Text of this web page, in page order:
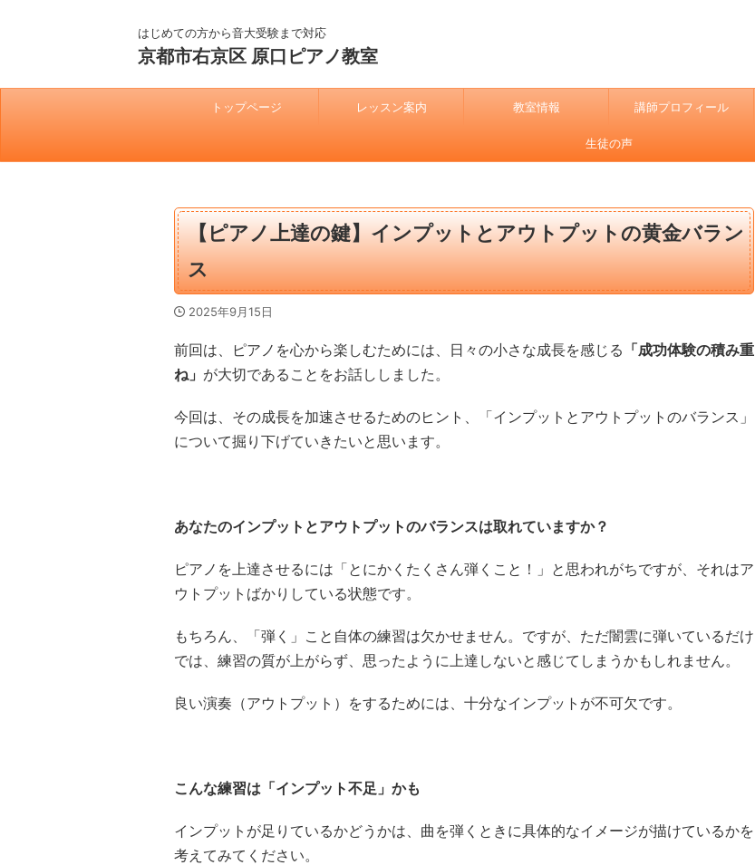
はじめての方から音大受験まで対応
京都市右京区 原口ピアノ教室
トップページ レッスン案内 教室情報 講師プロフィール
生徒の声
【ピアノ上達の鍵】インプットとアウトプットの黄金バラン
ス
2025年9月15日
前回は、ピアノを心から楽しむためには、日々の小さな成長を感じる 「成功体験の積み重
ね」 が大切であることをお話ししました。
今回は、その成長を加速させるためのヒント、「インプットとアウトプットのバランス」
について掘り下げていきたいと思います。
あなたのインプットとアウトプットのバランスは取れていますか？
ピアノを上達させるには「とにかくたくさん弾くこと！」と思われがちですが、それはア
ウトプットばかりしている状態です。
もちろん、「弾く」こと自体の練習は欠かせません。ですが、ただ闇雲に弾いているだけ
では、練習の質が上がらず、思ったように上達しないと感じてしまうかもしれません。
良い演奏（アウトプット）をするためには、十分なインプットが不可欠です。
こんな練習は「インプット不足」かも
インプットが足りているかどうかは、曲を弾くときに具体的なイメージが描けているかを
考えてみてください。